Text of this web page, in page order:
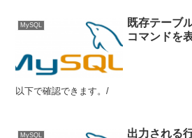
MySQL
既存テーブ
コマンドを
以下で確認できます。/
MySQL
出力される